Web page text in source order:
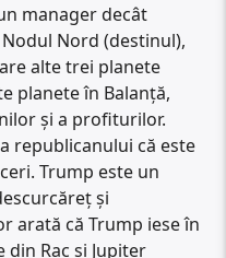
manager decât
Nord (destinul),
alte trei planete
planete în Balanță,
și a profiturilor.
republicanului că este
Trump este un
și
arată că Trump iese în
Rac și Jupiter